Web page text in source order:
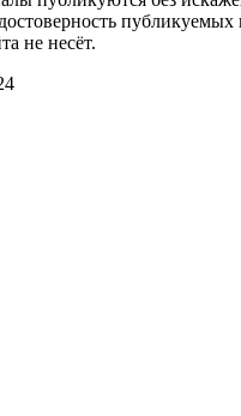
публикуемых
не несёт.